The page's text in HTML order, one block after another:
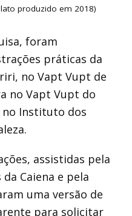
produzido em 2018)
foram
práticas da
no Vapt Vupt de
no Vapt Vupt do
no Instituto dos
assistidas pela
Caiena e pela
uma versão de
para solicitar